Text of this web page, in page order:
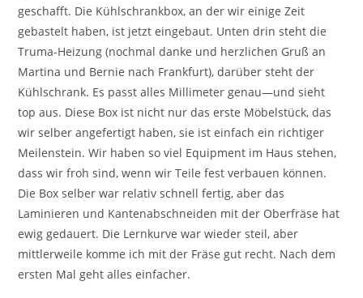
geschafft. Die Kühlschrankbox, an der wir einige Zeit
gebastelt haben, ist jetzt eingebaut. Unten drin steht die
Truma-Heizung (nochmal danke und herzlichen Gruß an
Martina und Bernie nach Frankfurt), darüber steht der
Kühlschrank. Es passt alles Millimeter genau—und sieht
top aus. Diese Box ist nicht nur das erste Möbelstück, das
wir selber angefertigt haben, sie ist einfach ein richtiger
Meilenstein. Wir haben so viel Equipment im Haus stehen,
dass wir froh sind, wenn wir Teile fest verbauen können.
Die Box selber war relativ schnell fertig, aber das
Laminieren und Kantenabschneiden mit der Oberfräse hat
ewig gedauert. Die Lernkurve war wieder steil, aber
mittlerweile komme ich mit der Fräse gut recht. Nach dem
ersten Mal geht alles einfacher.